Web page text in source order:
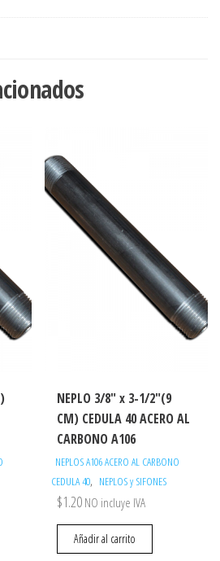
NEPLO 3/8″ x 3-1/2″(9
CM) CEDULA 40 ACERO AL
CARBONO A106
NEPLOS A106 ACERO AL CARBONO
CEDULA 40, NEPLOS y SIFONES
$1.20 NO incluye IVA
Añadir al carrito